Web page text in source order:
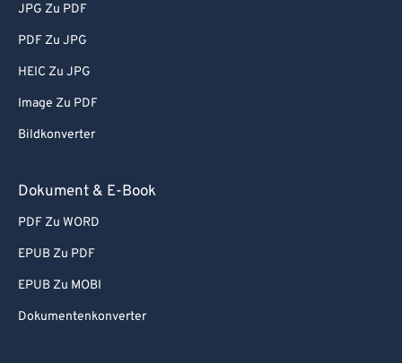
JPG Zu PDF
PDF Zu JPG
HEIC Zu JPG
Image Zu PDF
Bildkonverter
Dokument & E-Book
PDF Zu WORD
EPUB Zu PDF
EPUB Zu MOBI
Dokumentenkonverter